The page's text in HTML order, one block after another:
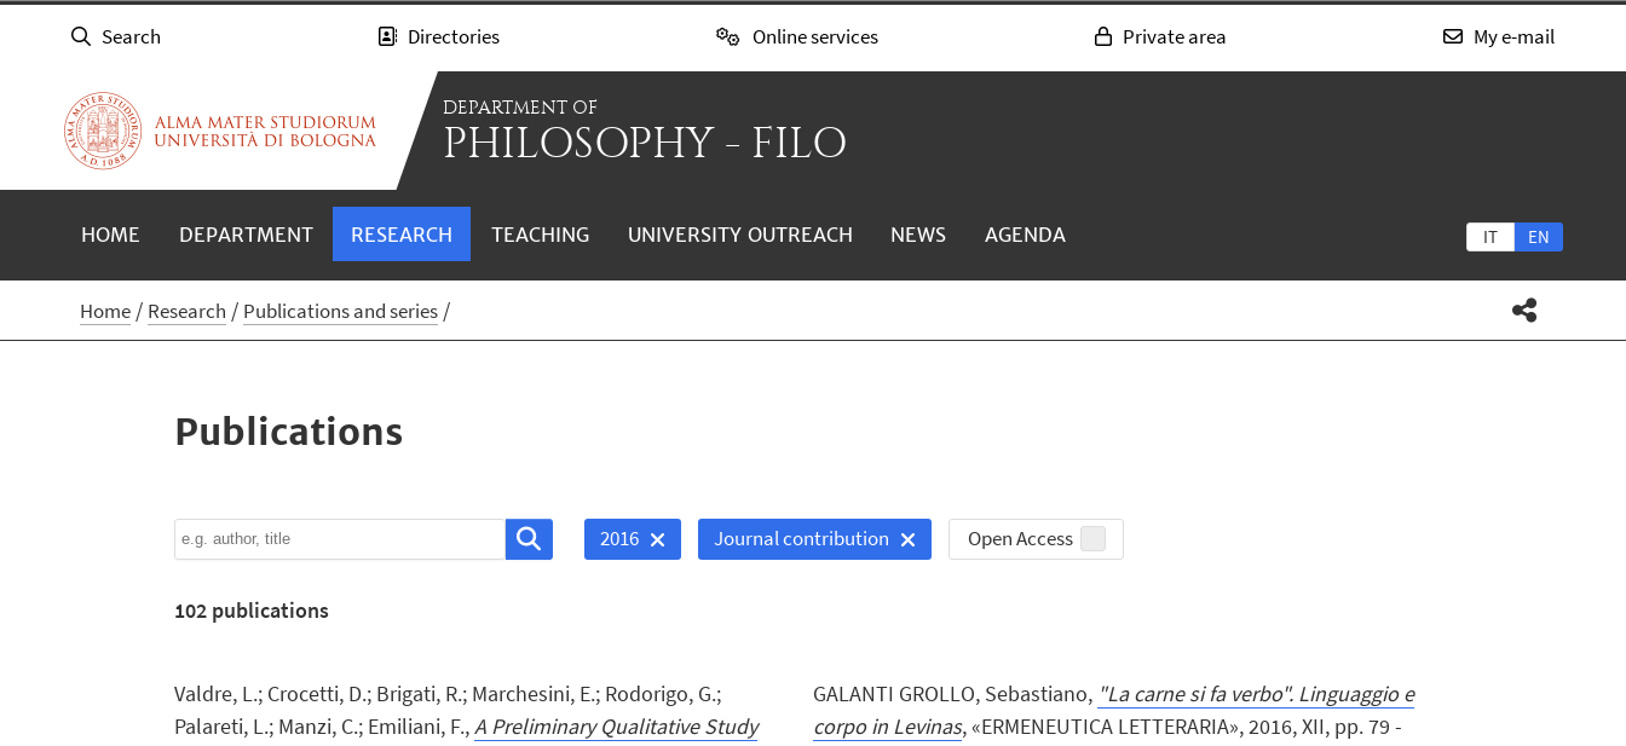
Search Directories Online services Private area My e-mail
DEPARTMENT OF
PHILOSOPHY - FILO
IT EN
HOME DEPARTMENT RESEARCH TEACHING UNIVERSITY OUTREACH NEWS AGENDA
Home Research Publications and series
Publications
2016 Journal contribution Open Access
102publications
Valdre, L.; Crocetti, D.; Brigati, R.; Marchesini, E.; Rodorigo, G.;
Palareti, L.; Manzi, C.; Emiliani, F.,A Preliminary Qualitative Study
GALANTI GROLLO, Sebastiano, "La carne si fa verbo". Linguaggio e
corpo in Levinas, «ERMENEUTICA LETTERARIA», 2016, XII, pp. 79 -